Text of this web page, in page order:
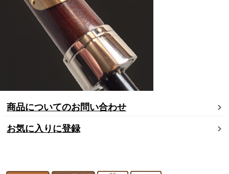
商品についてのお問い合わせ
お気に入りに登録